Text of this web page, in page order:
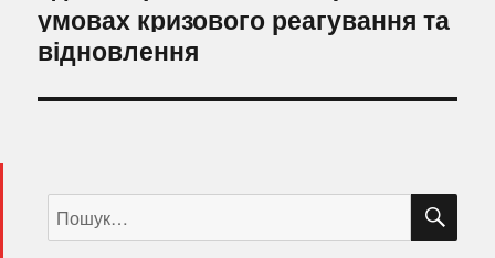
умовах кризового реагування та
відновлення
Пошук
за
запитом: